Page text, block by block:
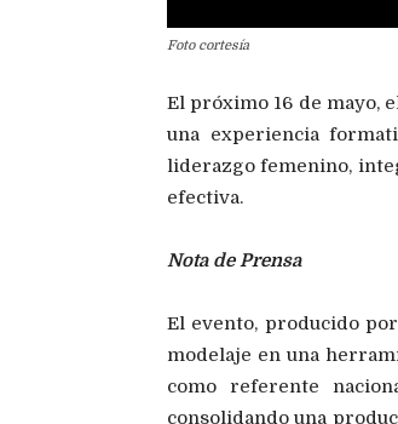
Foto cortesía
El próximo 16 de mayo,
una experiencia
liderazgo femenino,
efectiva.
Nota de Prensa
El evento, producido por
modelaje en una
como referente
consolidando una